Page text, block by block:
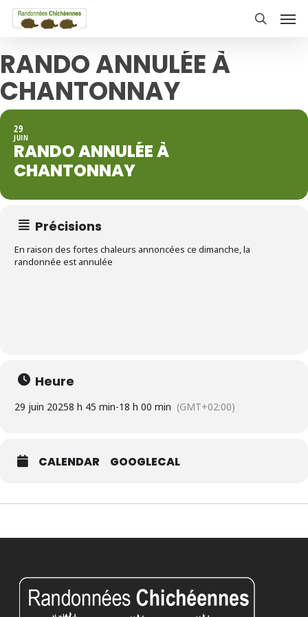
Skip
content
RANDO ANNULÉE À
CHANTONNAY
29
JUIN
RANDO ANNULÉE À
CHANTONNAY
Précisions
En raison des fortes chaleurs annoncées ce dimanche, la
randonnée est annulée
Heure
29 juin 20258 h 45 min-18 h 00 min (GMT+02:00)
CALENDAR GOOGLECAL